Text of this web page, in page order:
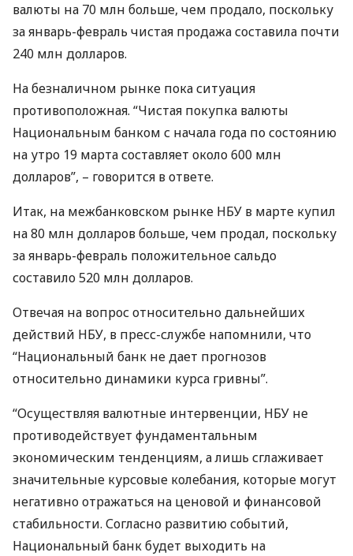
валюты на 70 млн больше, чем продало, поскольку
за январь-февраль чистая продажа составила почти
240 млн долларов.
На безналичном рынке пока ситуация
противоположная. “Чистая покупка валюты
Национальным банком с начала года по состоянию
на утро 19 марта составляет около 600 млн
долларов”, – говорится в ответе.
Итак, на межбанковском рынке НБУ в марте купил
на 80 млн долларов больше, чем продал, поскольку
за январь-февраль положительное сальдо
составило 520 млн долларов.
Отвечая на вопрос относительно дальнейших
действий НБУ, в пресс-службе напомнили, что
“Национальный банк не дает прогнозов
относительно динамики курса гривны”.
“Осуществляя валютные интервенции, НБУ не
противодействует фундаментальным
экономическим тенденциям, а лишь сглаживает
значительные курсовые колебания, которые могут
негативно отражаться на ценовой и финансовой
стабильности. Согласно развитию событий,
Национальный банк будет выходить на